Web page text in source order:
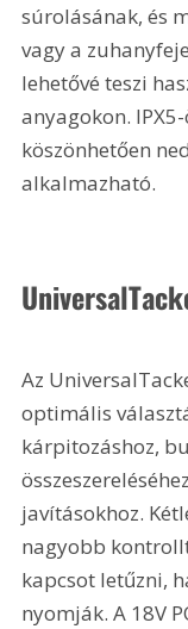
súrolásának, és
vagy a
lehetővé teszi
anyagokon.
köszönhetően
alkalmazható.
Az
optimális
kárpitozáshoz,
javításokhoz.
nagyobb
kapcsot letűzni,
nyomják. A 18V